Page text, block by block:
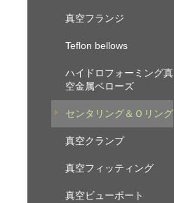
真空フランジ
Teflon bellows
ハイドロフォーミング真
空金属ベローズ
センタリング＆Ｏリング
真空クランプ
真空フィッティング
真空ビューポート